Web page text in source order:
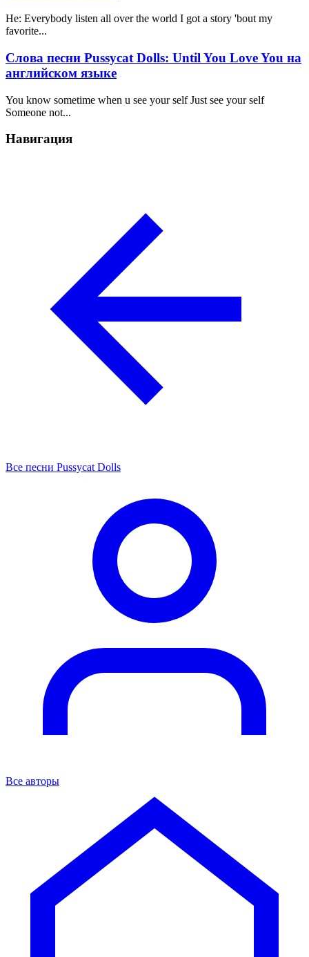
He: Everybody listen all over the world I got a story 'bout my
favorite...
Слова песни Pussycat Dolls: Until You Love You на
английском языке
You know sometime when u see your self Just see your self
Someone not...
Навигация
Все песни Pussycat Dolls
Все авторы